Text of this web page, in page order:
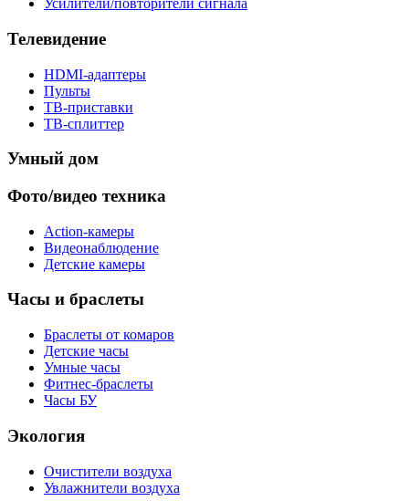
Усилители/повторители сигнала
Телевидение
HDMI-адаптеры
Пульты
ТВ-приставки
ТВ-сплиттер
Умный дом
Фото/видео техника
Action-камеры
Видеонаблюдение
Детские камеры
Часы и браслеты
Браслеты от комаров
Детские часы
Умные часы
Фитнес-браслеты
Часы БУ
Экология
Очистители воздуха
Увлажнители воздуха